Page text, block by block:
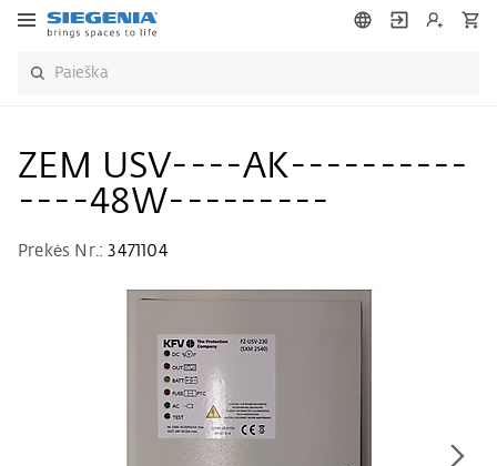
ZEM USV----AK----------
----48W---------
Prekės Nr.:3471104